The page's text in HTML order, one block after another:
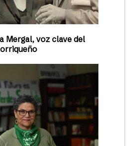
Mergal, voz clave del